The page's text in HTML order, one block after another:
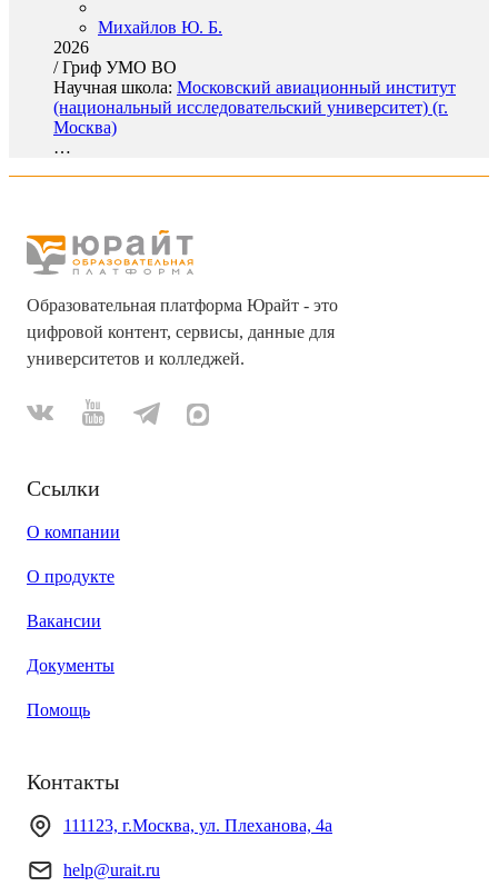
Михайлов Ю. Б.
2026
/Гриф УМО ВО
Научная школа: Московский авиационный институт
(национальный исследовательский университет) (г.
Москва)
…
Образовательная платформа Юрайт - это
цифровой контент, сервисы, данные для
университетов и колледжей.
Ссылки
О компании
О продукте
Вакансии
Документы
Помощь
Контакты
111123, г.Москва, ул. Плеханова, 4а
help@urait.ru